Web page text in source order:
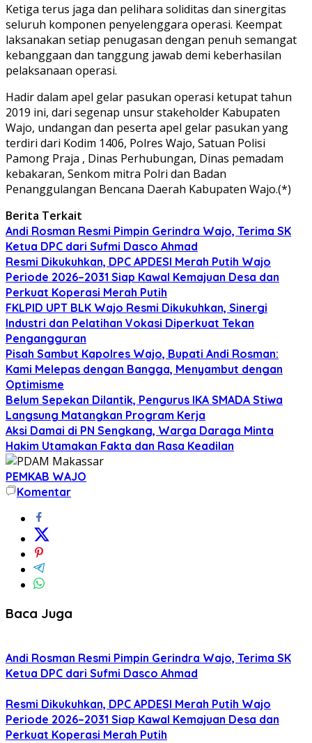
Ketiga terus jaga dan pelihara soliditas dan sinergitas
seluruh komponen penyelenggara operasi. Keempat
laksanakan setiap penugasan dengan penuh semangat
kebanggaan dan tanggung jawab demi keberhasilan
pelaksanaan operasi.
Hadir dalam apel gelar pasukan operasi ketupat tahun
2019 ini, dari segenap unsur stakeholder Kabupaten
Wajo, undangan dan peserta apel gelar pasukan yang
terdiri dari Kodim 1406, Polres Wajo, Satuan Polisi
Pamong Praja , Dinas Perhubungan, Dinas pemadam
kebakaran, Senkom mitra Polri dan Badan
Penanggulangan Bencana Daerah Kabupaten Wajo.(*)
Berita Terkait
Andi Rosman Resmi Pimpin Gerindra Wajo, Terima SK
Ketua DPC dari Sufmi Dasco Ahmad
Resmi Dikukuhkan, DPC APDESI Merah Putih Wajo
Periode 2026–2031 Siap Kawal Kemajuan Desa dan
Perkuat Koperasi Merah Putih
FKLPID UPT BLK Wajo Resmi Dikukuhkan, Sinergi
Industri dan Pelatihan Vokasi Diperkuat Tekan
Pengangguran
Pisah Sambut Kapolres Wajo, Bupati Andi Rosman:
Kami Melepas dengan Bangga, Menyambut dengan
Optimisme
Belum Sepekan Dilantik, Pengurus IKA SMADA Stiwa
Langsung Matangkan Program Kerja
Aksi Damai di PN Sengkang, Warga Daraga Minta
Hakim Utamakan Fakta dan Rasa Keadilan
PEMKAB WAJO
Komentar
Baca Juga
Andi Rosman Resmi Pimpin Gerindra Wajo, Terima SK
Ketua DPC dari Sufmi Dasco Ahmad
Resmi Dikukuhkan, DPC APDESI Merah Putih Wajo
Periode 2026–2031 Siap Kawal Kemajuan Desa dan
Perkuat Koperasi Merah Putih